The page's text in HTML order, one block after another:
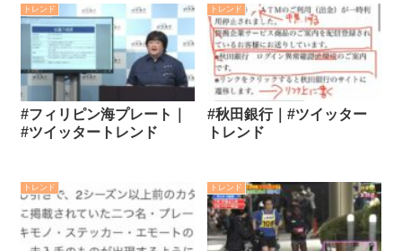
トレンド
#フィリピン海プレート｜
#ツイッタートレンド
トレンド
#秋田銀行｜#ツイッター
トレンド
トレンド トレンド